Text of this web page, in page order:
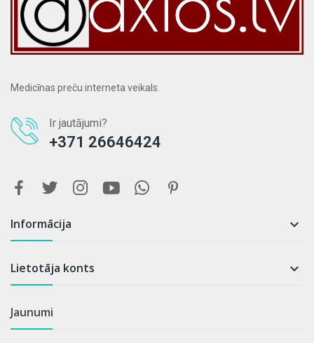
Medicīnas preču interneta veikals.
Ir jautājumi?
+371 26646424
Informācija 
Lietotāja konts 
Jaunumi